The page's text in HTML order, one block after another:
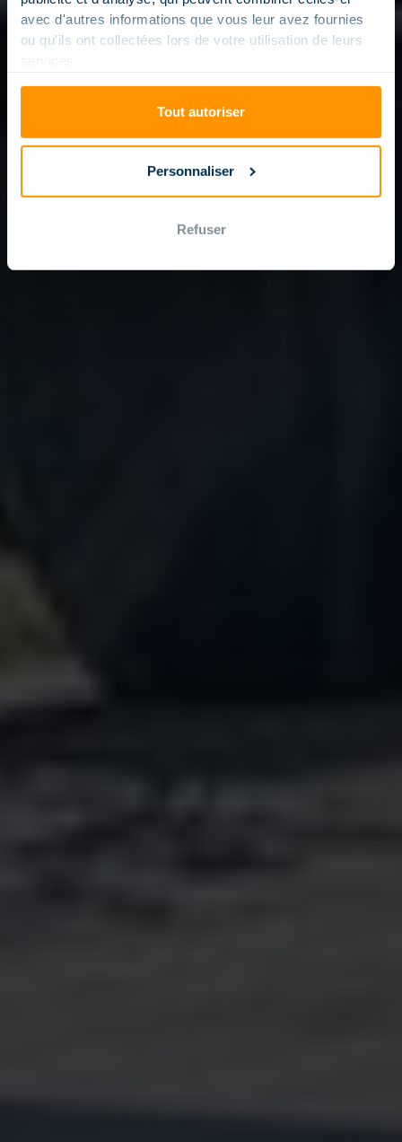
avec d'autres informations que vous leur avez fournies
ou qu'ils ont collectées lors de votre utilisation de leurs
services.
Tout autoriser
Personnaliser
Refuser